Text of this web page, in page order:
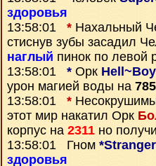
здоровья
13:58:01 * Нахальный
стиснув зубы засадил
наглый пинок по левой
13:58:01 * Орк Hell~Boy
урон магией воды на 785
13:58:01 *
этот мир накатил Орк
корпус на 2311 но
13:58:01 Гном
здоровья